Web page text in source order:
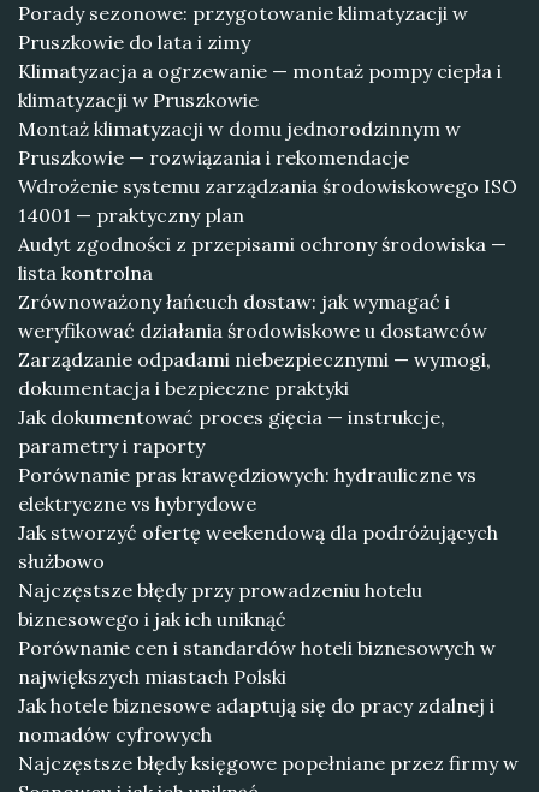
Porady sezonowe: przygotowanie klimatyzacji w
Pruszkowie do lata i zimy
Klimatyzacja a ogrzewanie — montaż pompy ciepła i
klimatyzacji w Pruszkowie
Montaż klimatyzacji w domu jednorodzinnym w
Pruszkowie — rozwiązania i rekomendacje
Wdrożenie systemu zarządzania środowiskowego ISO
14001 — praktyczny plan
Audyt zgodności z przepisami ochrony środowiska —
lista kontrolna
Zrównoważony łańcuch dostaw: jak wymagać i
weryfikować działania środowiskowe u dostawców
Zarządzanie odpadami niebezpiecznymi — wymogi,
dokumentacja i bezpieczne praktyki
Jak dokumentować proces gięcia — instrukcje,
parametry i raporty
Porównanie pras krawędziowych: hydrauliczne vs
elektryczne vs hybrydowe
Jak stworzyć ofertę weekendową dla podróżujących
służbowo
Najczęstsze błędy przy prowadzeniu hotelu
biznesowego i jak ich uniknąć
Porównanie cen i standardów hoteli biznesowych w
największych miastach Polski
Jak hotele biznesowe adaptują się do pracy zdalnej i
nomadów cyfrowych
Najczęstsze błędy księgowe popełniane przez firmy w